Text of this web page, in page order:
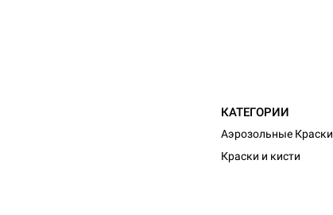
КАТЕГОРИИ
Аэрозольные Краски
Краски и кисти